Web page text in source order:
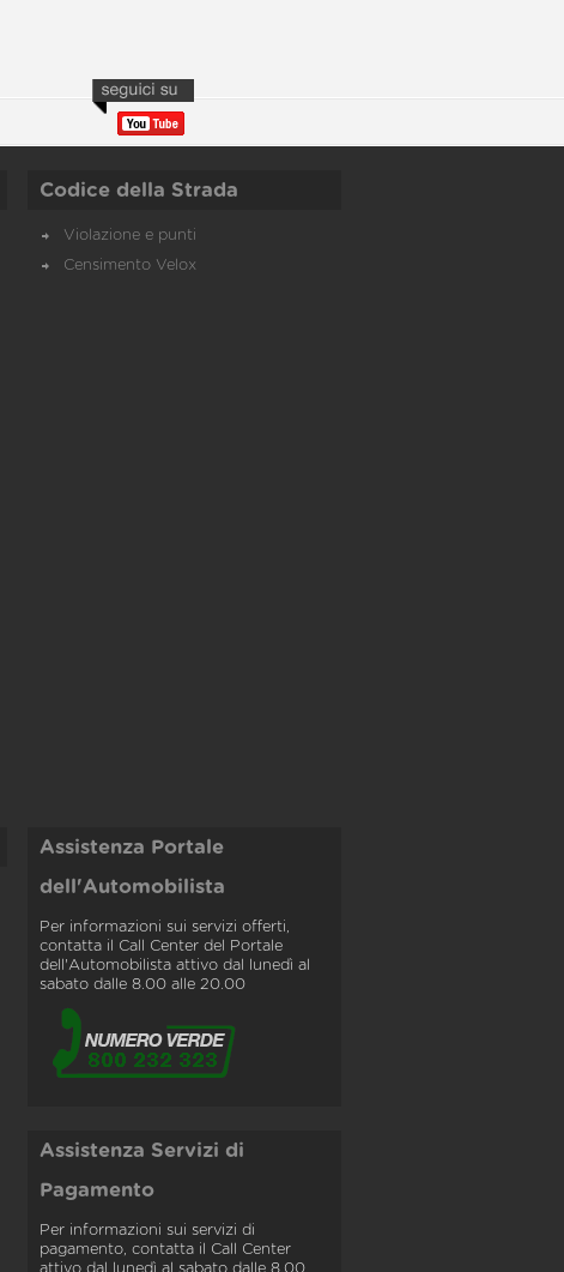
Codice della Strada
Violazione e punti
Censimento Velox
Assistenza Portale
dell'Automobilista
Per informazioni sui servizi offerti,
contatta il Call Center del Portale
dell'Automobilista attivo dal lunedì al
sabato dalle 8.00 alle 20.00
Assistenza Servizi di
Pagamento
Per informazioni sui servizi di
pagamento, contatta il Call Center